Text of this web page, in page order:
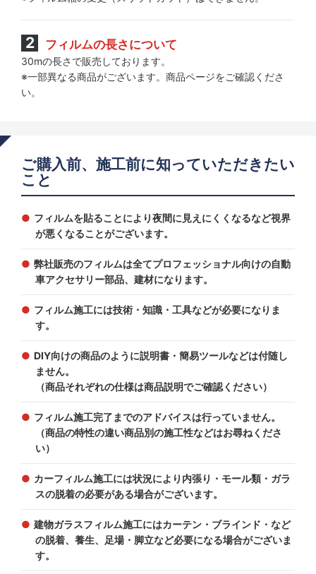
フィルムの長さについて
30mの長さで販売しております。
※一部異なる商品がございます。商品ページをご確認くださ
い。
ご購入前、施工前に知っていただきたい
こと
フィルムを貼ることにより夜間に見えにくくなるなど視界
が悪くなることがございます。
弊社販売のフィルムは全てプロフェッショナル向けの自動
車アクセサリー部品、建材になります。
フィルム施工には技術・知識・工具などが必要になりま
す。
DIY向けの商品のように説明書・簡易ツールなどは付随し
ません。
（商品それぞれの仕様は商品説明でご確認ください）
フィルム施工完了までのアドバイスは行っていません。
（商品の特性の違い商品別の施工性などはお尋ねくださ
い）
カーフィルム施工には状況により内張り・モール類・ガラ
スの脱着の必要がある場合がございます。
建物ガラスフィルム施工にはカーテン・ブラインド・など
の脱着、養生、足場・脚立など必要になる場合がございま
す。